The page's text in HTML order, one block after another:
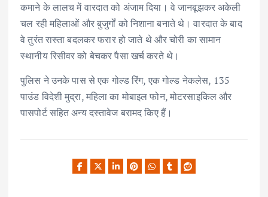
कमाने के लालच में वारदात को अंजाम दिया। वे जानबूझकर अकेली
चल रही महिलाओं और बुजुर्गों को निशाना बनाते थे। वारदात के बाद
वे तुरंत रास्ता बदलकर फरार हो जाते थे और चोरी का सामान
स्थानीय रिसीवर को बेचकर पैसा खर्च करते थे।
पुलिस ने उनके पास से एक गोल्ड रिंग, एक गोल्ड नेकलेस, 135
पाउंड विदेशी मुद्रा, महिला का मोबाइल फोन, मोटरसाइकिल और
पासपोर्ट सहित अन्य दस्तावेज बरामद किए हैं।